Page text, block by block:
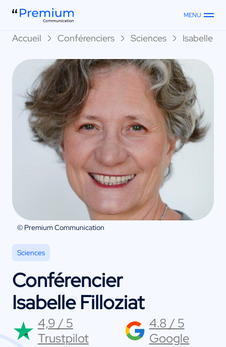
MENU
Accueil Conférenciers Sciences Isabelle
© Premium Communication
Sciences
Conférencier
Isabelle Filloziat
4,9 / 5
Trustpilot
4.8 / 5
Google